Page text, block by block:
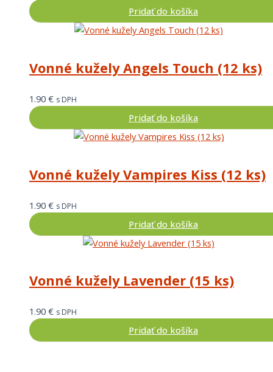
Pridať do košíka
Vonné kužely Angels Touch (12 ks)
1.90 € s DPH
Pridať do košíka
Vonné kužely Vampires Kiss (12 ks)
1.90 € s DPH
Pridať do košíka
Vonné kužely Lavender (15 ks)
1.90 € s DPH
Pridať do košíka